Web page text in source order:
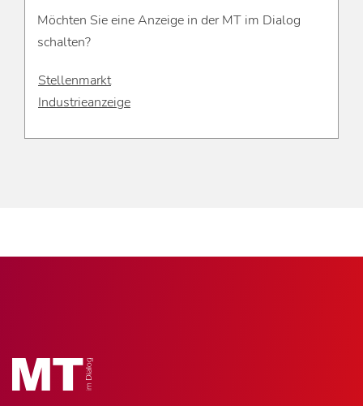
Möchten Sie eine Anzeige in der MT im Dialog
schalten?
Stellenmarkt
Industrieanzeige